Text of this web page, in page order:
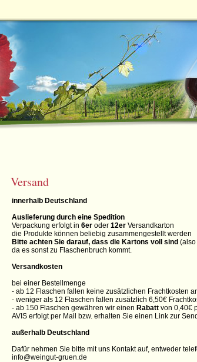
Versand
innerhalb Deutschland
Auslieferung durch eine Spedition
Verpackung erfolgt in 6er oder 12er Versandkarton
die Produkte können beliebig zusammengestellt werden
Bitte achten Sie darauf, dass die Kartons voll sind (also
da es sonst zu Flaschenbruch kommt.
Versandkosten
bei einer Bestellmenge
- ab 12 Flaschen fallen keine zusätzlichen Frachtkosten
- weniger als 12 Flaschen fallen zusätzlich 6,50€
- ab 150 Flaschen gewähren wir einen Rabatt von 0,40€
AVIS erfolgt per Mail bzw. erhalten Sie einen Link zur
außerhalb Deutschland
Dafür nehmen Sie bitte mit uns Kontakt auf, entweder
info@weingut-gruen.de